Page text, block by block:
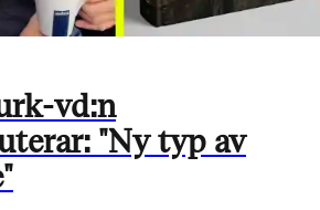
vd:n
"Ny typ av